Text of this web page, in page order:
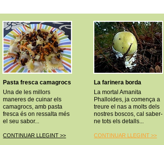
Pasta fresca camagrocs
Una de les millors
maneres de cuinar els
camagrocs, amb pasta
fresca és on ressalta més
el seu sabor...
CONTINUAR LLEGINT >>
La farinera borda
La mortal Amanita
Phalloides, ja comença a
treure el nas a molts dels
nostres boscos, cal saber-
ne tots els detalls...
CONTINUAR LLEGINT >>